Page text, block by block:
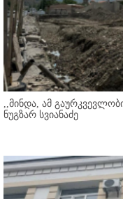
,,მინდა, ამ
ნუგზარ სვიანაძე